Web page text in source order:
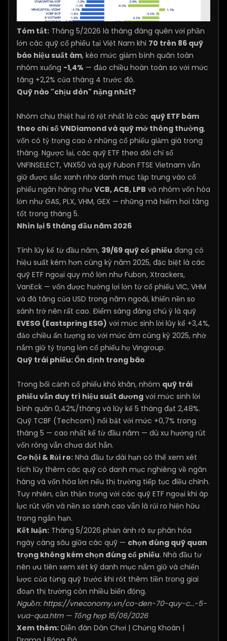
Tóm tắt: Tháng 5/2026 là tháng đáng quên với phần
lớn các quỹ cổ phiếu tại Việt Nam khi 70 trên 86 quỹ
báo hiệu suất âm, kéo mức giảm bình quân toàn
nhóm xuống -1,4% — đảo chiều hoàn toàn so với mức
tăng +2,2% của tháng 4 trước đó.
Quỹ nào "chịu đòn" nặng nhất?
Nhóm chịu thiệt hại rõ rệt nhất là các quỹ ETF bám
theo chỉ số VNDiamond và quỹ mở thông thường,
vốn có tỷ trọng cao ở những cổ phiếu giảm giá trong
tháng. Ngược lại, các quỹ ETF theo dõi chỉ số
VNFINSELECT, VNX50 và quỹ Fubon FTSE Vietnam vẫn
giữ được sắc xanh nhờ danh mục tập trung vào cổ
phiếu ngân hàng như VCB, ACB, LPB và nhóm vốn hóa
lớn như GAS, PLX, VHM, GEX — những mã hiếm hoi tăng
tốt trong tháng 5.
Nhìn lại 5 tháng đầu năm 2026
Tính lũy kế từ đầu năm, 39/69 quỹ cổ phiếu đang có
hiệu suất kém hơn cùng kỳ năm 2025, đặc biệt là các
quỹ ETF ngoại quy mô lớn như Fubon, Xtrackers,
VanEck — vốn được hưởng lợi lớn từ cổ phiếu VIC, VHM
và đà tăng của USD trong năm ngoái, khiến nền so
sánh trở nên rất cao. Điểm sáng đáng chú ý là quỹ
EVESG (Eastspring ESG) với mức sinh lời lũy kế +3,4%,
đảo chiều ấn tượng so với mức âm cùng kỳ 2025, nhờ
nắm giữ tỷ trọng lớn cổ phiếu họ Vingroup.
Quỹ trái phiếu: Ổn định trong bão
Trong bối cảnh cổ phiếu khó khăn, nhóm quỹ trái
phiếu vẫn duy trì hiệu suất dương với mức sinh lời
bình quân 0,42%/tháng và lũy kế 5 tháng đạt 2,48%.
Quỹ TCBF (Techcom) nổi bật với mức +0,7% trong
tháng 5 — cao nhất kể từ đầu năm — dù xu hướng rút
vốn ròng vẫn chưa dứt hẳn.
Cơ hội & Rủi ro: Nhà đầu tư dài hạn có thể xem xét
tích lũy thêm các quỹ có danh mục nghiêng về ngân
hàng và vốn hóa lớn nếu thị trường tiếp tục điều chỉnh.
Tuy nhiên, cần thận trọng với các quỹ ETF ngoại khi áp
lực rút vốn và nền so sánh cao vẫn là rủi ro hiện hữu
trong ngắn hạn.
Kết luận: Tháng 5/2026 phản ánh rõ sự phân hóa
ngày càng sâu giữa các quỹ — chọn đúng quỹ quan
trọng không kém chọn đúng cổ phiếu. Nhà đầu tư
nên ưu tiên xem xét kỹ danh mục nắm giữ và chiến
lược của từng quỹ trước khi rót thêm tiền trong giai
đoạn thị trường còn nhiều biến động.
Nguồn: https://vneconomy.vn/co-den-70-quy-c...-5-
vua-qua.htm— Tổng hợp 15/06/2026
Xem thêm: Diễn đàn Dân Chơi | Chứng Khoán |